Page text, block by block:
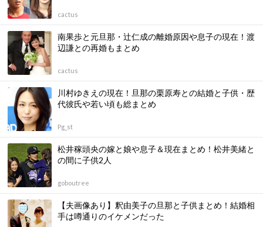
cactus
南果歩と元旦那・辻仁成の離婚原因や息子の現在！渡
辺謙との再婚もまとめ
cactus
川村ゆきえの現在！旦那の栗原寿との結婚と子供・歴
代彼氏や若い頃も総まとめ
Pg_st
松井稼頭央の嫁と娘や息子＆現在まとめ！松井美緒と
の間に子供2人
goboutree
【夫画像あり】釈由美子の旦那と子供まとめ！結婚相
手は噂通りのイケメンだった